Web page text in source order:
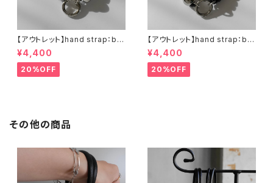
【アウトレット】hand strap：bal
l silver / シルバー
¥4,400
20%OFF
【アウトレット】hand strap：bal
l silver / ブラック
¥4,400
20%OFF
その他の商品